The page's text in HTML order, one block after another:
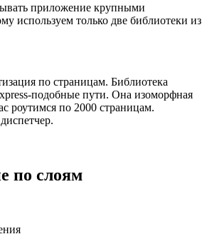
приложение крупными
используем только две библиотеки из
по страницам. Библиотека
подобные пути. Она изоморфная
роутимся по 2000 страницам.
по слоям